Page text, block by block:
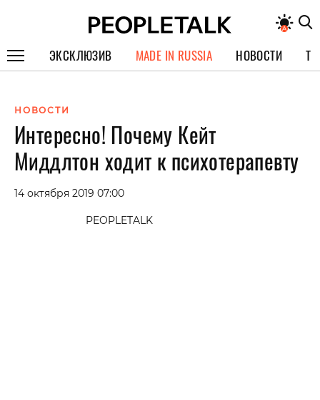
ЭКСКЛЮЗИВ
СПЕЦПРОЕКТЫ
ИНТЕРВЬЮ
ПОКОЛЕНИЕ
MADE IN RUSSIA НОВОСТИ
НОВОСТИ
Интересно! Почему Кейт
Миддлтон ходит к психотерапевту
14 октября 2019 07:00
PEOPLETALK